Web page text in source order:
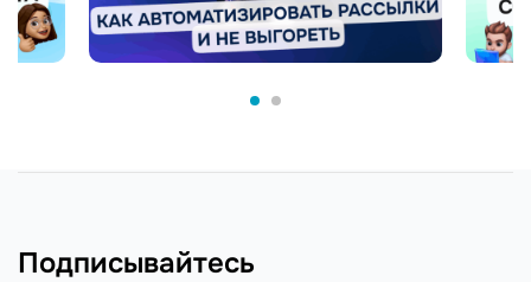
Подписывайтесь